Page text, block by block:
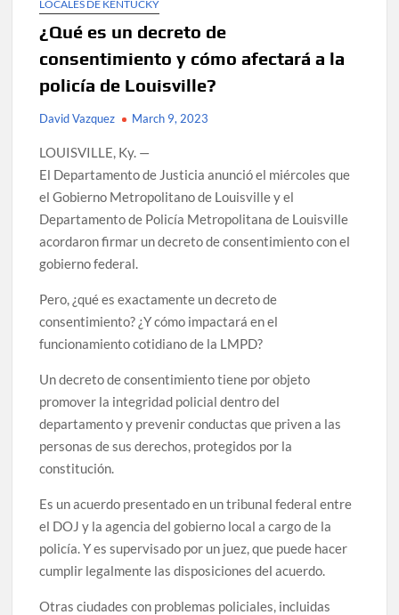
LOCALES DE KENTUCKY
¿Qué es un decreto de
consentimiento y cómo afectará a la
policía de Louisville?
David Vazquez March 9, 2023
LOUISVILLE, Ky. —
El Departamento de Justicia anunció el miércoles que
el Gobierno Metropolitano de Louisville y el
Departamento de Policía Metropolitana de Louisville
acordaron firmar un decreto de consentimiento con el
gobierno federal.
Pero, ¿qué es exactamente un decreto de
consentimiento? ¿Y cómo impactará en el
funcionamiento cotidiano de la LMPD?
Un decreto de consentimiento tiene por objeto
promover la integridad policial dentro del
departamento y prevenir conductas que priven a las
personas de sus derechos, protegidos por la
constitución.
Es un acuerdo presentado en un tribunal federal entre
el DOJ y la agencia del gobierno local a cargo de la
policía. Y es supervisado por un juez, que puede hacer
cumplir legalmente las disposiciones del acuerdo.
Otras ciudades con problemas policiales, incluidas